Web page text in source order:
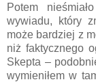
Potem
wywiadu, który
może bardziej z
niż faktycznego
Skepta –
wymieniłem w